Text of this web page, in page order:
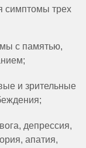
симптомы трех
с памятью,
и зрительные
депрессия,
апатия,